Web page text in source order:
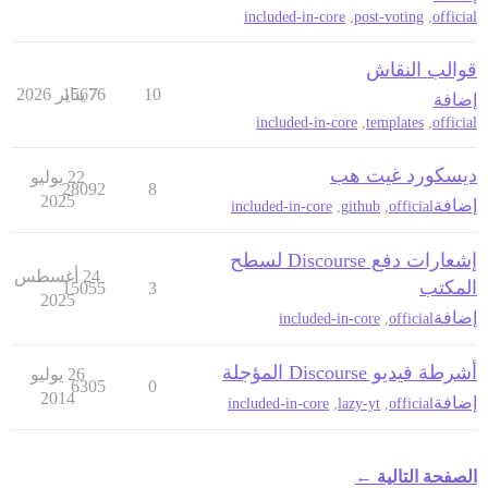
official
,
post-voting
,
included-in-core
قوالب النقاش
إضافة
official
,
templates
,
included-in-core
10
15676
7 يناير 2026
ديسكورد غيت هب
إضافةofficial
github
included-in-core
8
28092
22 يوليو
2025
إشعارات دفع Discourse لسطح
المكتب
إضافةofficial
included-in-core
3
15055
24 أغسطس
2025
أشرطة فيديو Discourse المؤجلة
إضافةofficial
lazy-yt
included-in-core
0
6305
26 يوليو
2014
الصفحة التالية ←